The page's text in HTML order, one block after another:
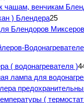
чашам, венчикам
) Блендера25
Блендоров Миксеров
( водонагревателя )
лампа для
(